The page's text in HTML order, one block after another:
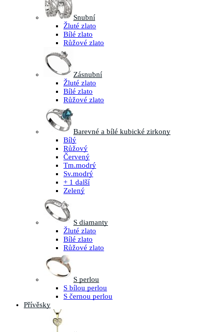
Snubní
Žluté zlato
Bílé zlato
Růžové zlato
Zásnubní
Žluté zlato
Bílé zlato
Růžové zlato
Barevné a bílé kubické zirkony
Bílý
Růžový
Červený
Tm.modrý
Sv.modrý
+ 1 další
Zelený
S diamanty
Žluté zlato
Bílé zlato
Růžové zlato
S perlou
S bílou perlou
S černou perlou
Přívěsky